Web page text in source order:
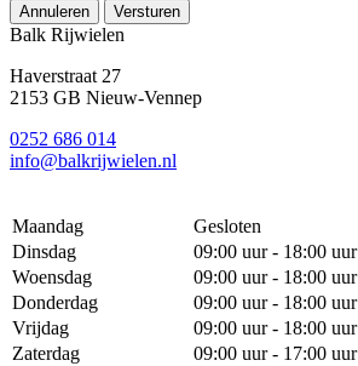
Annuleren Versturen
Balk Rijwielen
Haverstraat 27
2153 GB Nieuw-Vennep
0252 686 014
info@balkrijwielen.nl
Maandag
Gesloten
Dinsdag
09:00 uur - 18:00 uur
Woensdag
09:00 uur - 18:00 uur
Donderdag
09:00 uur - 18:00 uur
Vrijdag
09:00 uur - 18:00 uur
Zaterdag
09:00 uur - 17:00 uur